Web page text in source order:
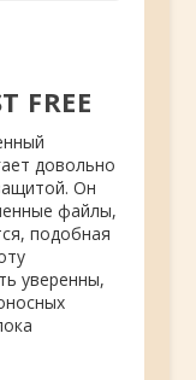
FREE
довольно
Он
файлы,
подобная
уверенны,